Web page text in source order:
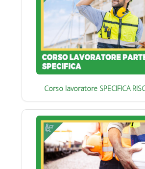
Corso lavoratore SPECIFICA